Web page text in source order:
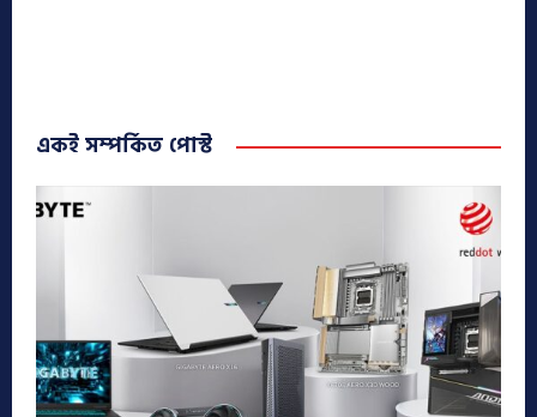
একই সম্পর্কিত পোস্ট